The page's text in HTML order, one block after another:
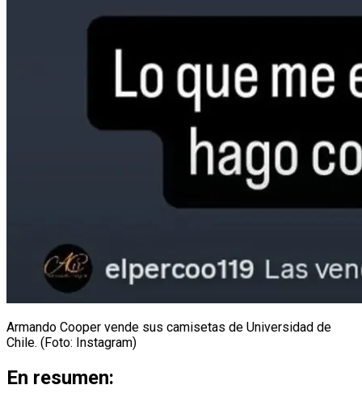
Armando Cooper vende sus camisetas de Universidad de
Chile. (Foto: Instagram)
En resumen: